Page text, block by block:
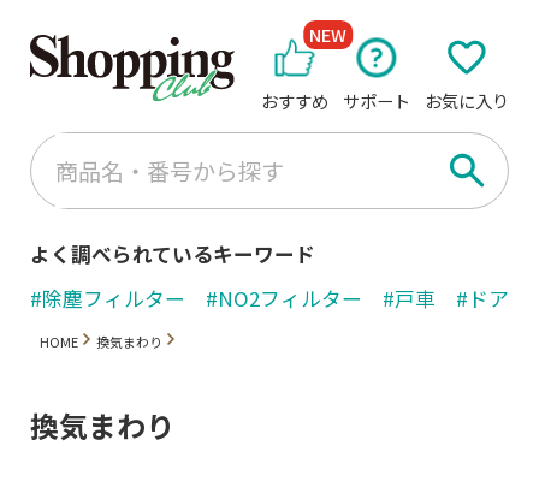
おすすめ
NEW
サポート お気に入り
よく調べられているキーワード
#除塵フィルター
#NO2フィルター #戸車 #ドアノ
HOME 換気まわり
換気まわり